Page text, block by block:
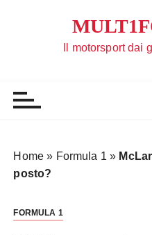
Il motorsport dai
Home » Formula 1 »
posto?
FORMULA 1